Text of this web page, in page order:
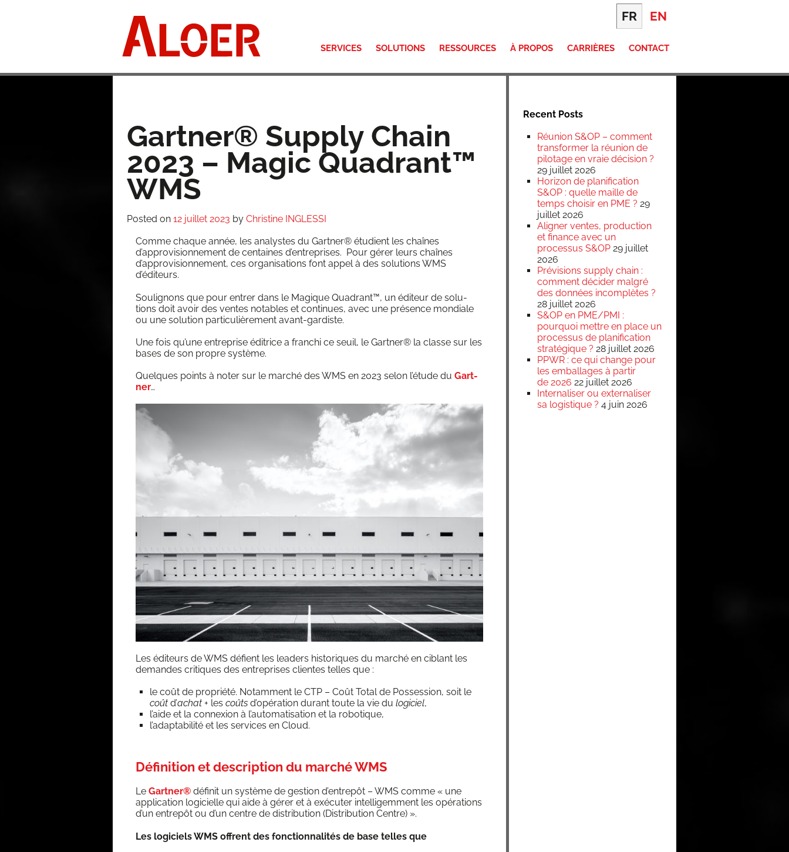
FR EN
SERVICES SOLUTIONS RESSOURCES À PROPOS CARRIÈRES CONTACT
Gartner® Supply Chain
2023 – Magic Quadrant™
WMS
Posted on 12 juillet 2023 by Christine INGLESSI
Comme chaque année, les ana­lystes du Gart­ner® étu­dient les chaînes
d’approvisionnement de cen­taines d’entreprises. Pour gérer leurs chaînes
d’approvisionnement, ces orga­ni­sa­tions font appel à des solu­tions WMS
d’éditeurs.
Sou­li­gnons que pour entrer dans le Magique Qua­drant™, un édi­teur de solu­
tions doit avoir des ventes notables et conti­nues, avec une pré­sence mon­diale
ou une solu­tion par­ti­cu­liè­re­ment avant-gardiste.
Une fois qu’une entre­prise édi­trice a fran­chi ce seuil, le Gart­ner® la classe sur les
bases de son propre système.
Quelques points à noter sur le mar­ché des WMS en 2023 selon l’étude du Gart­
ner…
Les édi­teurs de WMS défient les lea­ders his­to­riques du mar­ché en ciblant les
demandes cri­tiques des entre­prises clientes telles que :
le coût de pro­prié­té. Notam­ment le CTP – Coût Total de Pos­ses­sion, soit le
coût d’achat + les coûts d’o­pé­ra­tion durant toute la vie du logi­ciel,
l’aide et la connexion à l’au­to­ma­ti­sa­tion et la robotique,
l’a­dap­ta­bi­li­té et les ser­vices en Cloud.
Définition et description du marché WMS
Le Gart­ner® défi­nit un sys­tème de ges­tion d’en­tre­pôt – WMS comme « une
appli­ca­tion logi­cielle qui aide à gérer et à exé­cu­ter intel­li­gem­ment les opé­ra­tions
d’un entre­pôt ou d’un centre de dis­tri­bu­tion (Dis­tri­bu­tion Centre) ».
Les logi­ciels WMS offrent des fonc­tion­na­li­tés de base telles que
Recent Posts
Réunion S&OP – comment
transformer la réunion de
pilotage en vraie décision ?
29 juillet 2026
Horizon de planification
S&OP : quelle maille de
temps choisir en PME ? 29
juillet 2026
Aligner ventes, production
et finance avec un
processus S&OP 29 juillet
2026
Prévisions supply chain :
comment décider malgré
des données incomplètes ?
28 juillet 2026
S&OP en PME/PMI :
pourquoi mettre en place un
processus de planification
stratégique ? 28 juillet 2026
PPWR : ce qui change pour
les emballages à partir
de 2026 22 juillet 2026
Internaliser ou externaliser
sa logistique ? 4 juin 2026